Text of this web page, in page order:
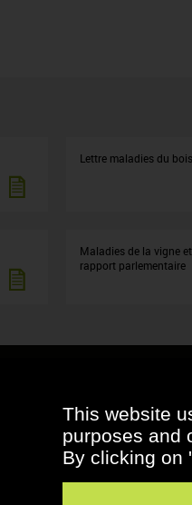
Lettre maladies du
Maladies de la vigne
rapport parlementaire
This website
purposes and
By clicking on